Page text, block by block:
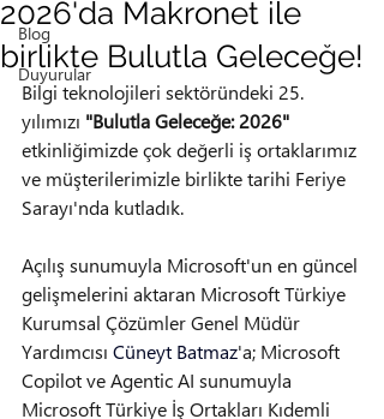
Blog
Duyurular
2026'da Makronet ile
birlikte Bulutla Geleceğe!
Bilgi teknolojileri sektöründeki 25.
yılımızı "Bulutla Geleceğe: 2026"
etkinliğimizde çok değerli iş ortaklarımız
ve müşterilerimizle birlikte tarihi Feriye
Sarayı'nda kutladık.
Açılış sunumuyla Microsoft'un en güncel
gelişmelerini aktaran Microsoft Türkiye
Kurumsal Çözümler Genel Müdür
Yardımcısı Cüneyt Batmaz'a; Microsoft
Copilot ve Agentic AI sunumuyla
Microsoft Türkiye İş Ortakları Kıdemli